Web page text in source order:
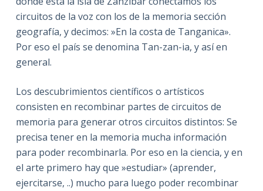
circuitos de la voz con los de la memoria sección
geografía, y decimos: »En la costa de Tanganica».
Por eso el país se denomina Tan-zan-ia, y así en
general.
Los descubrimientos científicos o artísticos
consisten en recombinar partes de circuitos de
memoria para generar otros circuitos distintos: Se
precisa tener en la memoria mucha información
para poder recombinarla. Por eso en la ciencia, y en
el arte primero hay que »estudiar» (aprender,
ejercitarse, ..) mucho para luego poder recombinar